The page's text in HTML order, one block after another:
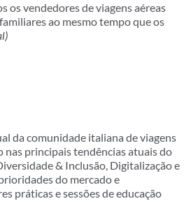
os vendedores de viagens aéreas
ao mesmo tempo que os
da comunidade italiana de viagens
principais tendências atuais do
& Inclusão, Digitalização e
do mercado e
práticas e sessões de educação